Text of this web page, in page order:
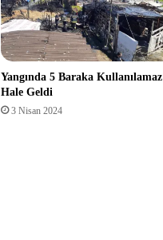
Yangında 5 Baraka Kullanılamaz
Hale Geldi
3 Nisan 2024